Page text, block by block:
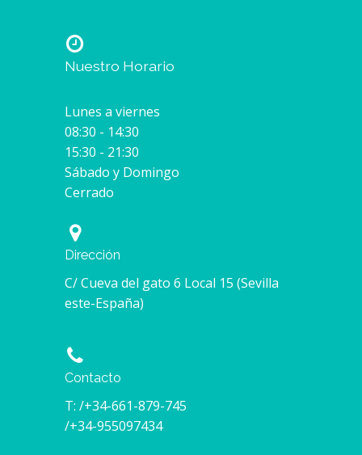
Nuestro Horario
Lunes a viernes
08:30 - 14:30
15:30 - 21:30
Sábado y Domingo
Cerrado
Dirección
C/ Cueva del gato 6 Local 15 (Sevilla
este-España)
Contacto
T: /+34-661-879-745
/+34-955097434